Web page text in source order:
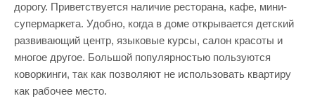
дорогу. Приветствуется наличие ресторана, кафе, мини-
супермаркета. Удобно, когда в доме открывается детский
развивающий центр, языковые курсы, салон красоты и
многое другое. Большой популярностью пользуются
коворкинги, так как позволяют не использовать квартиру
как рабочее место.